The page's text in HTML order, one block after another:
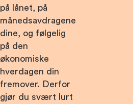
på lånet, på
månedsavdragene
dine, og følgelig
på den
økonomiske
hverdagen din
fremover. Derfor
gjør du svært lurt